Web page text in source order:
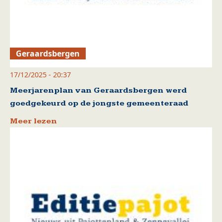
Geraardsbergen
17/12/2025 - 20:37
Meerjarenplan van Geraardsbergen werd
goedgekeurd op de jongste gemeenteraad
Meer lezen